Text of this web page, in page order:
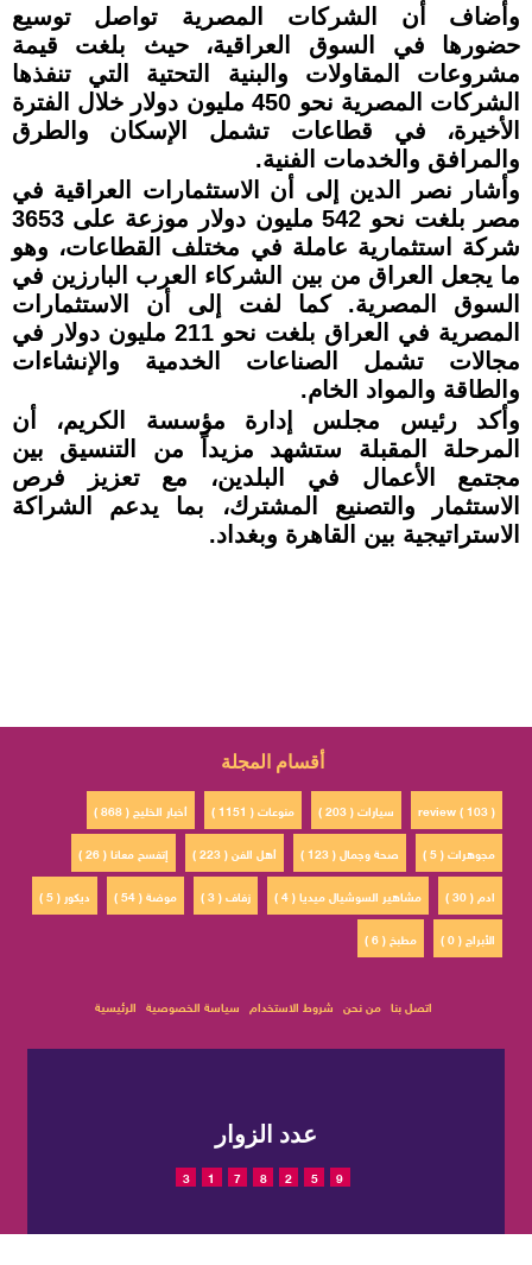
وأضاف أن الشركات المصرية تواصل توسيع
حضورها في السوق العراقية، حيث بلغت قيمة
مشروعات المقاولات والبنية التحتية التي تنفذها
الشركات المصرية نحو 450 مليون دولار خلال الفترة
الأخيرة، في قطاعات تشمل الإسكان والطرق
والمرافق والخدمات الفنية.
وأشار نصر الدين إلى أن الاستثمارات العراقية في
مصر بلغت نحو 542 مليون دولار موزعة على 3653
شركة استثمارية عاملة في مختلف القطاعات، وهو
ما يجعل العراق من بين الشركاء العرب البارزين في
السوق المصرية. كما لفت إلى أن الاستثمارات
المصرية في العراق بلغت نحو 211 مليون دولار في
مجالات تشمل الصناعات الخدمية والإنشاءات
والطاقة والمواد الخام.
وأكد رئيس مجلس إدارة مؤسسة الكريم، أن
المرحلة المقبلة ستشهد مزيداً من التنسيق بين
مجتمع الأعمال في البلدين، مع تعزيز فرص
الاستثمار والتصنيع المشترك، بما يدعم الشراكة
الاستراتيجية بين القاهرة وبغداد.
أقسام المجلة
أخبار الخليج ( 868 ) منوعات ( 1151 ) سيارات ( 203 )
review ( 103 )
إتفسح معانا ( 26 )
أهل الفن ( 223 ) صحة وجمال ( 123 )
مجوهرات ( 5 )
ديكور ( 5 )
موضة ( 54 ) زفاف ( 3 ) مشاهير السوشيال ميديا ( 4 )
ادم ( 30 )
مطبخ ( 6 )
الأبراج ( 0 )
الرئيسية سياسة الخصوصية شروط الاستخدام من نحن اتصل بنا
عدد الزوار
3 1 7 8 2 5 9